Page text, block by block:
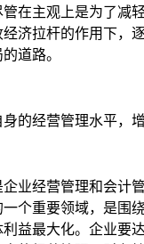
在主观上是为了减
济拉杆的作用下，
道路。
的经营管理水平，
业经营管理和会计
个重要领域，是围
益最大化。企业要